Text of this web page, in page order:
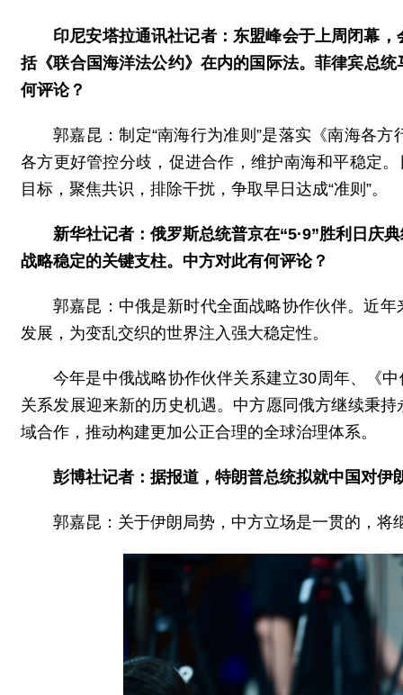
印尼安塔拉通讯社记者：东盟峰会于上周闭幕
括《联合国海洋法公约》在内的国际法。菲律宾总
何评论？
郭嘉昆：制定“南海行为准则”是落实《南海各
各方更好管控分歧，促进合作，维护南海和平稳定
目标，聚焦共识，排除干扰，争取早日达成“准则”。
新华社记者：俄罗斯总统普京在“5·9”胜利日庆
战略稳定的关键支柱。中方对此有何评论？
郭嘉昆：中俄是新时代全面战略协作伙伴。近
发展，为变乱交织的世界注入强大稳定性。
今年是中俄战略协作伙伴关系建立30周年、《
关系发展迎来新的历史机遇。中方愿同俄方继续秉
域合作，推动构建更加公正合理的全球治理体系。
彭博社记者：据报道，特朗普总统拟就中国对
郭嘉昆：关于伊朗局势，中方立场是一贯的，